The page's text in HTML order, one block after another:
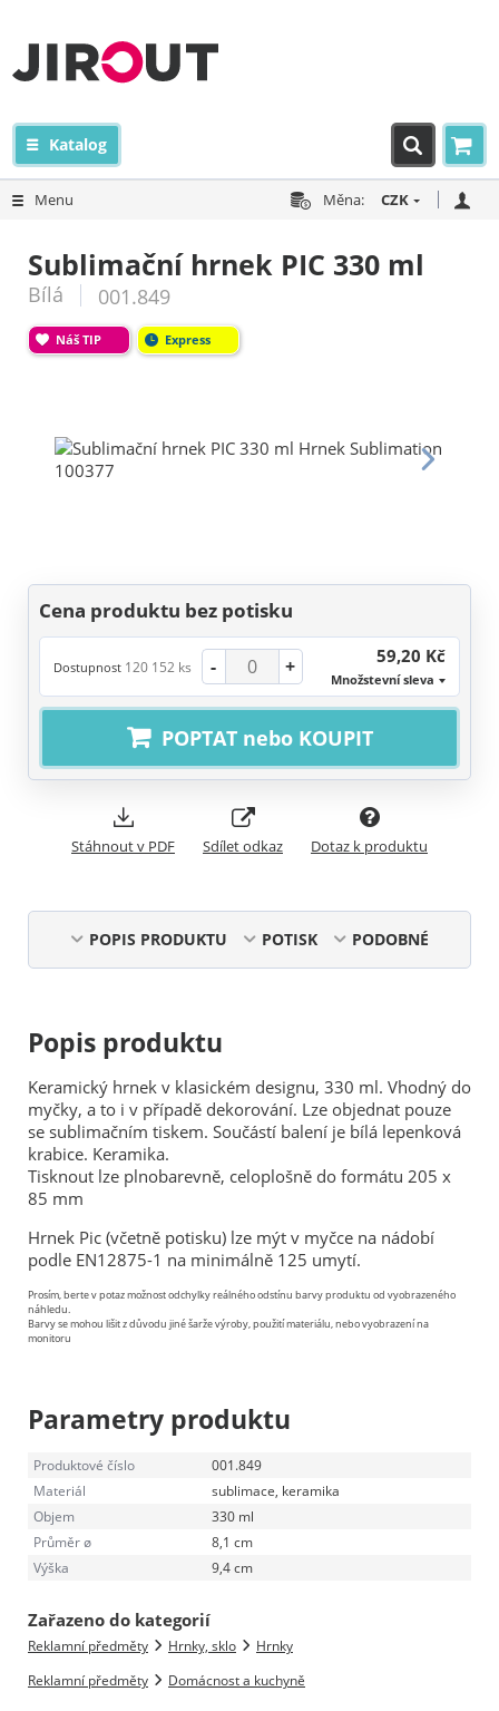
Katalog
Menu Měna: CZK
Sublimační hrnek PIC 330 ml
Bílá 001.849
Náš TIP Express
Cena produktu bez potisku
Dostupnost 120 152 ks - + 59,20 Kč
Množstevní sleva
POPTAT nebo KOUPIT
Stáhnout v PDF Sdílet odkaz Dotaz k produktu
POPIS PRODUKTU POTISK PODOBNÉ
Popis produktu
Keramický hrnek v klasickém designu, 330 ml. Vhodný do
myčky, a to i v případě dekorování. Lze objednat pouze
se sublimačním tiskem. Součástí balení je bílá lepenková
krabice. Keramika.
Tisknout lze plnobarevně, celoplošně do formátu 205 x
85 mm
Hrnek Pic (včetně potisku) lze mýt v myčce na nádobí
podle EN12875-1 na minimálně 125 umytí.
Prosím, berte v potaz možnost odchylky reálného odstínu barvy produktu od vyobrazeného
náhledu.
Barvy se mohou lišit z důvodu jiné šarže výroby, použití materiálu, nebo vyobrazení na
monitoru
Parametry produktu
Produktové číslo
001.849
Materiál
sublimace, keramika
Objem
330 ml
Průměr ø
8,1 cm
Výška
9,4 cm
Zařazeno do kategorií
Reklamní předměty Hrnky, sklo
Hrnky
Reklamní předměty
Domácnost a kuchyně